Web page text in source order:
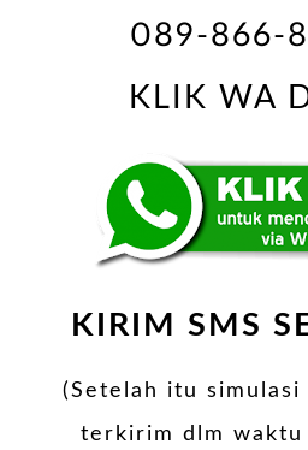
089-866-
KLIK WA
KIRIM SMS
(Setelah itu simulasi
terkirim dlm waktu